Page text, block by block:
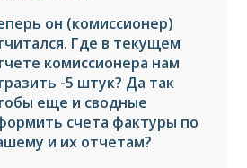
он (комиссионер)
Где в текущем
комиссионера нам
-5 штук? Да так
еще и сводные
счета фактуры по
и их отчетам?